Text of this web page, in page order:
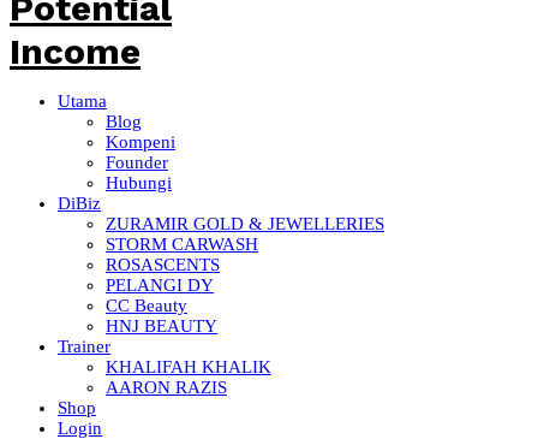
Utama
Blog
Kompeni
Founder
Hubungi
DiBiz
ZURAMIR GOLD & JEWELLERIES
STORM CARWASH
ROSASCENTS
PELANGI DY
CC Beauty
HNJ BEAUTY
Trainer
KHALIFAH KHALIK
AARON RAZIS
Shop
Login